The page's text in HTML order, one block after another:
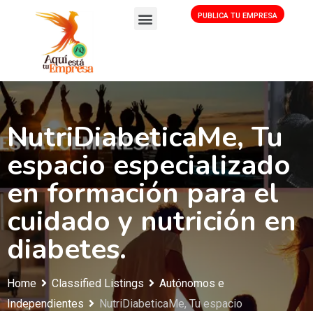
PUBLICA TU EMPRESA
NutriDiabeticaMe, Tu
espacio especializado
en formación para el
cuidado y nutrición en
diabetes.
Home Classified Listings
Autónomos e
Independientes
NutriDiabeticaMe, Tu espacio